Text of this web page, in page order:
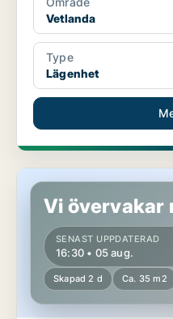
Vetlanda
Type
Lägenhet
Lägenhet i Vetlanda
Vi övervakar
SENAST UPPDATERAD
16:30 • 05 aug.
Skapad 2 d Ca. 35 m2